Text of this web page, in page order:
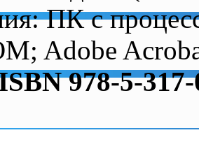
ПК с
Adobe
978-5-